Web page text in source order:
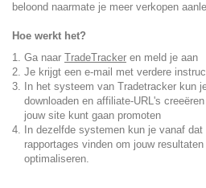
beloond naarmate je meer verkopen
Hoe werkt het?
Ga naar TradeTracker en meld je aan
Je krijgt een e-mail met verdere
In het systeem van Tradetracker kun
downloaden en affiliate-URL's
jouw site kunt gaan promoten
In dezelfde systemen kun je vanaf
rapportages vinden om jouw
optimaliseren.